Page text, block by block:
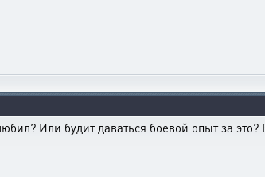
Или будит даваться боевой опыт за